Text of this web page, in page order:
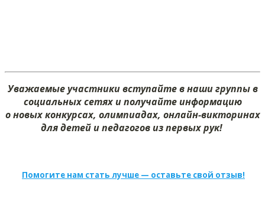
Уважаемые участники вступайте в наши группы в
социальных сетях и получайте информацию
о новых конкурсах, олимпиадах, онлайн-викторинах
для детей и педагогов из первых рук!
Помогите нам стать лучше — оставьте свой отзыв!